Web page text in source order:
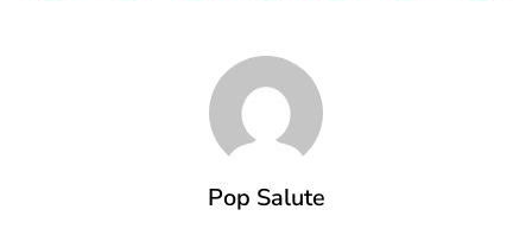
Pop Salute